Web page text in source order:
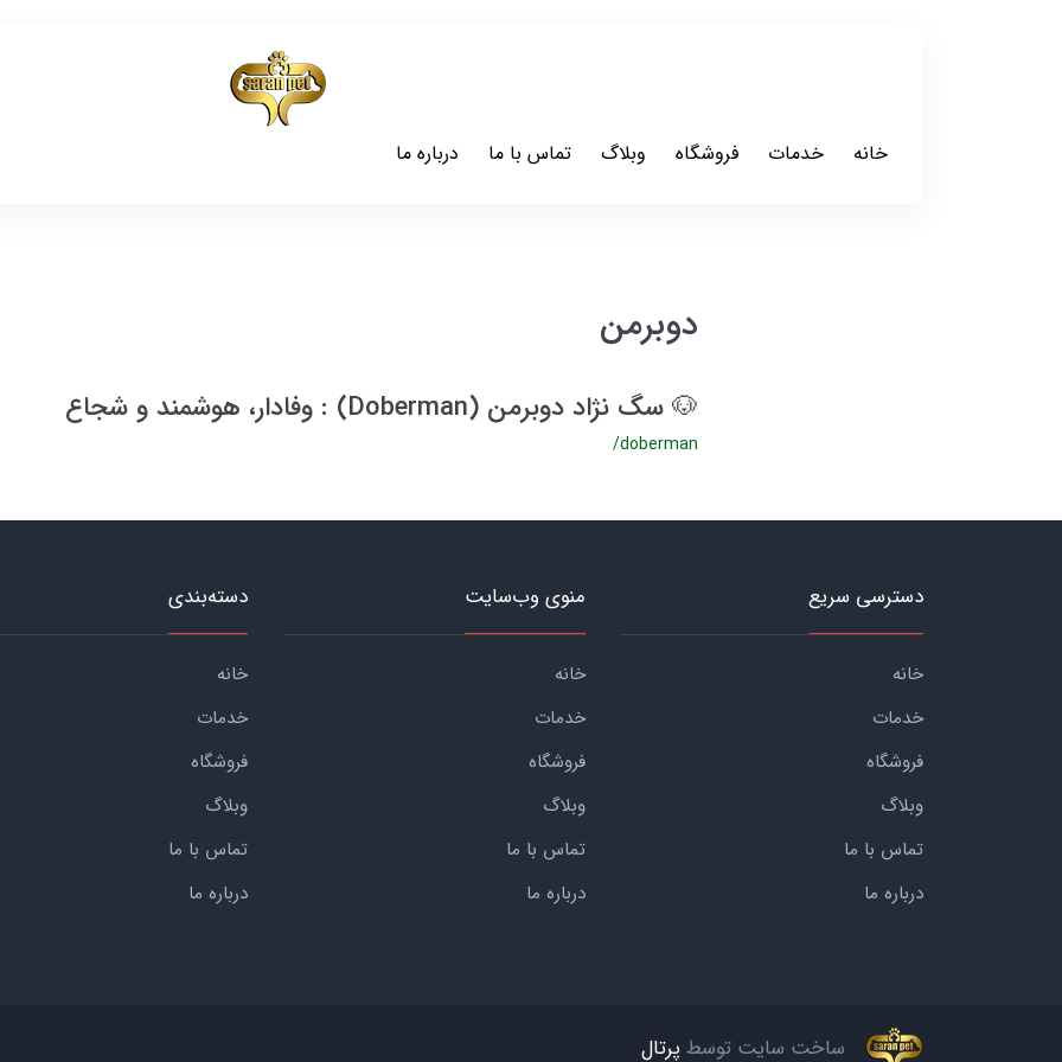
خانه خدمات فروشگاه وبلاگ تماس با ما درباره ما
دوبرمن
🐶 سگ نژاد دوبرمن (Doberman) : وفادار، هوشمند و شجاع
/doberman
دسترسی سریع
خانه
خدمات
فروشگاه
وبلاگ
تماس با ما
درباره ما
منوی وب‌سایت
خانه
خدمات
فروشگاه
وبلاگ
تماس با ما
درباره ما
دسته‌بندی
خانه
خدمات
فروشگاه
وبلاگ
تماس با ما
درباره ما
ساخت سایت توسط پرتال